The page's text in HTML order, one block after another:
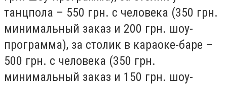
танцпола – 550 грн. с человека (350 грн.
минимальный заказ и 200 грн. шоу-
программа), за столик в караоке-баре –
500 грн. с человека (350 грн.
минимальный заказ и 150 грн. шоу-